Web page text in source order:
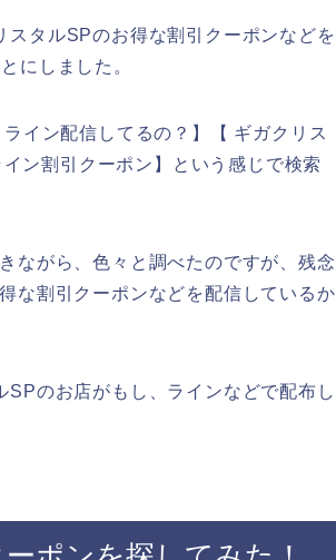
タルSPのお得な割引クーポンなどを
にしました。
イン配信してるの？】【 ギガクリス
ン割引クーポン】という感じで検索
ながら、色々と調べたのですが、残念
な割引クーポンなどを配信しているか
のお店がもし、ラインなどで配布し